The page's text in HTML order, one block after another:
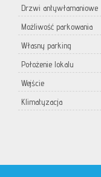
Drzwi antywłamaniowe
Możliwość parkowania
Własny parking
Położenie lokalu
Wejście
Klimatyzacja